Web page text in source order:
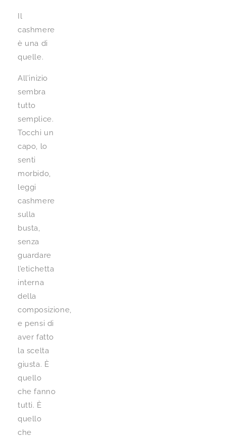
Il
cashmere
è una di
quelle.
All’inizio
sembra
tutto
semplice.
Tocchi un
capo, lo
senti
morbido,
leggi
cashmere
sulla
busta,
senza
guardare
l’etichetta
interna
della
composizione,
e pensi di
aver fatto
la scelta
giusta. È
quello
che fanno
tutti. È
quello
che